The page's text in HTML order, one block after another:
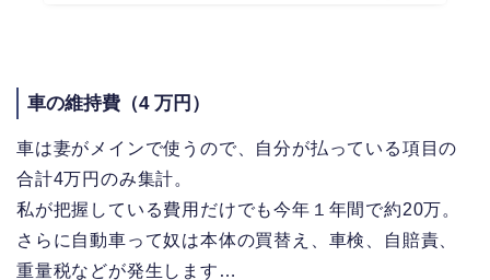
車の維持費（4 万円）
車は妻がメインで使うので、自分が払っている項目の
合計4万円のみ集計。
私が把握している費用だけでも今年１年間で約20万。
さらに自動車って奴は本体の買替え、車検、自賠責、
重量税などが発生します…